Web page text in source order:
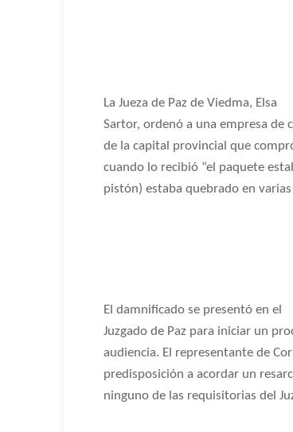
La Jueza de Paz de Viedma, Elsa
Sartor, ordenó a una empresa de
de la capital provincial que
cuando lo recibió “el paquete
pistón) estaba quebrado en varias
El damnificado se presentó en el
Juzgado de Paz para iniciar un
audiencia. El representante de
predisposición a acordar un
ninguno de las requisitorias del